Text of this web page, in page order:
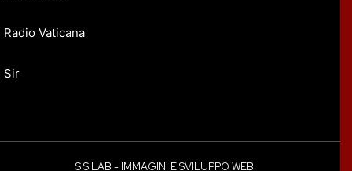
Radio Vaticana
Sir
SISILAB - IMMAGINI E SVILUPPO WEB